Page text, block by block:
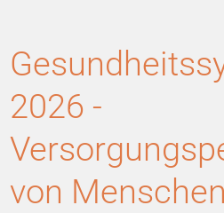
2026 -
von